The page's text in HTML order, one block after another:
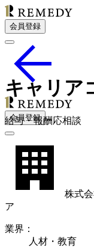
会員登録
会員登録
キャリア
給与・報酬応相談
株式
ア
業界 ：
人材・教育